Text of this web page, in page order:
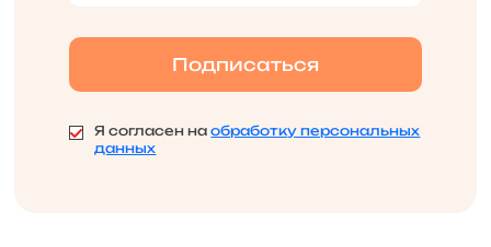
Я согласен наобработку персональных
данных